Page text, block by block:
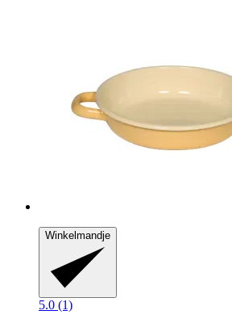
Winkelmandje
5.0 (1)